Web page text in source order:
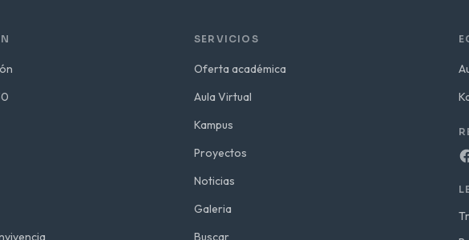
SERVICIOS
Oferta académica
Aula Virtual
Kampus
Proyectos
Noticias
Galeria
Buscar